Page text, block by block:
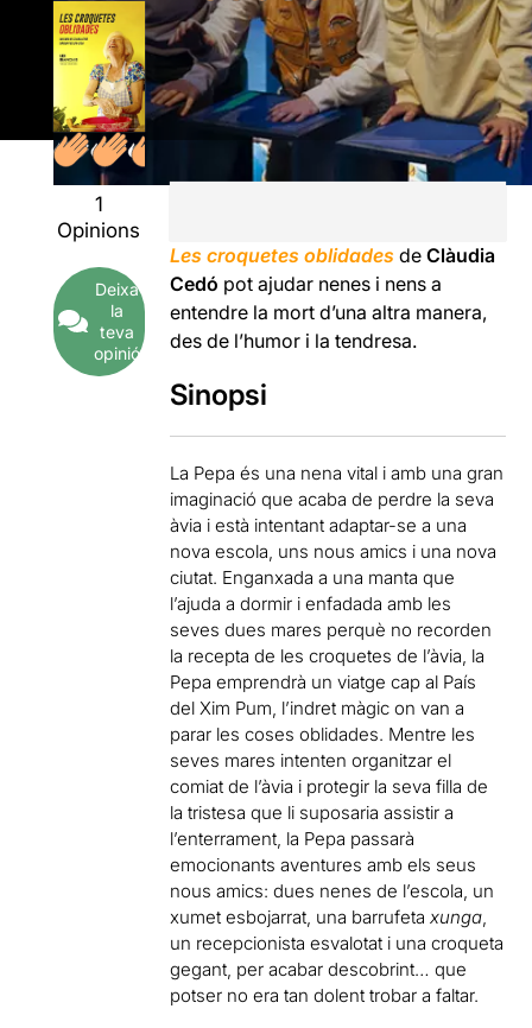
1
Opinions
Deixa
la
teva
opinió
Les croquetes oblidadesdeClàudia
Cedó pot ajudar nenes i nens a
entendre la mort d’una altra manera,
des de l’humor i la tendresa.
Sinopsi
La Pepa és una nena vital i amb una gran
imaginació que acaba de perdre la seva
àvia i està intentant adaptar-se a una
nova escola, uns nous amics i una nova
ciutat. Enganxada a una manta que
l’ajuda a dormir i enfadada amb les
seves dues mares perquè no recorden
la recepta de les croquetes de l’àvia, la
Pepa emprendrà un viatge cap al País
del Xim Pum, l’indret màgic on van a
parar les coses oblidades. Mentre les
seves mares intenten organitzar el
comiat de l’àvia i protegir la seva filla de
la tristesa que li suposaria assistir a
l’enterrament, la Pepa passarà
emocionants aventures amb els seus
nous amics: dues nenes de l’escola, un
xumet esbojarrat, una barrufeta xunga
un recepcionista esvalotat i una croqueta
gegant, per acabar descobrint… que
potser no era tan dolent trobar a faltar.